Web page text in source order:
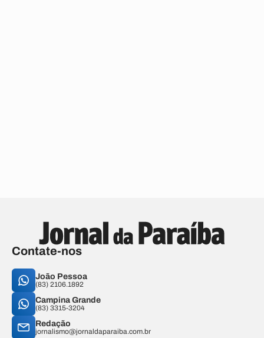
Contate-nos
João Pessoa
(83) 2106.1892
Campina Grande
(83) 3315-3204
Redação
jornalismo@jornaldaparaiba.com.br